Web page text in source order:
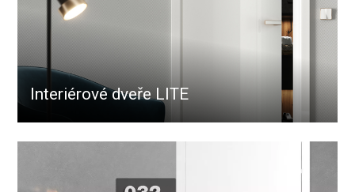
Interiérové dveře LITE